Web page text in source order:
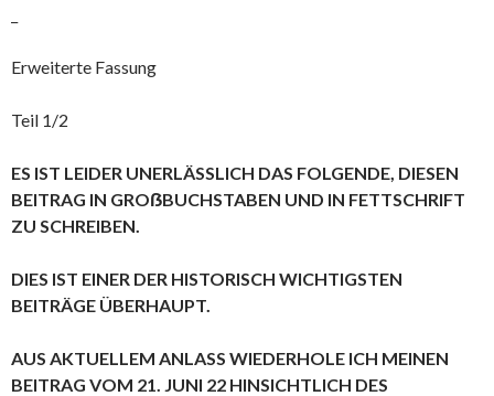
Erweiterte Fassung
Teil 1/2
ES IST LEIDER UNERLÄSSLICH DAS FOLGENDE, DIESEN
BEITRAG IN GROẞBUCHSTABEN UND IN FETTSCHRIFT
ZU SCHREIBEN.
DIES IST EINER DER HISTORISCH WICHTIGSTEN
BEITRÄGE ÜBERHAUPT.
AUS AKTUELLEM ANLASS WIEDERHOLE ICH MEINEN
BEITRAG VOM 21. JUNI 22 HINSICHTLICH DES